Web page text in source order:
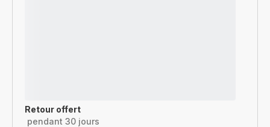
Retour offert
pendant 30 jours